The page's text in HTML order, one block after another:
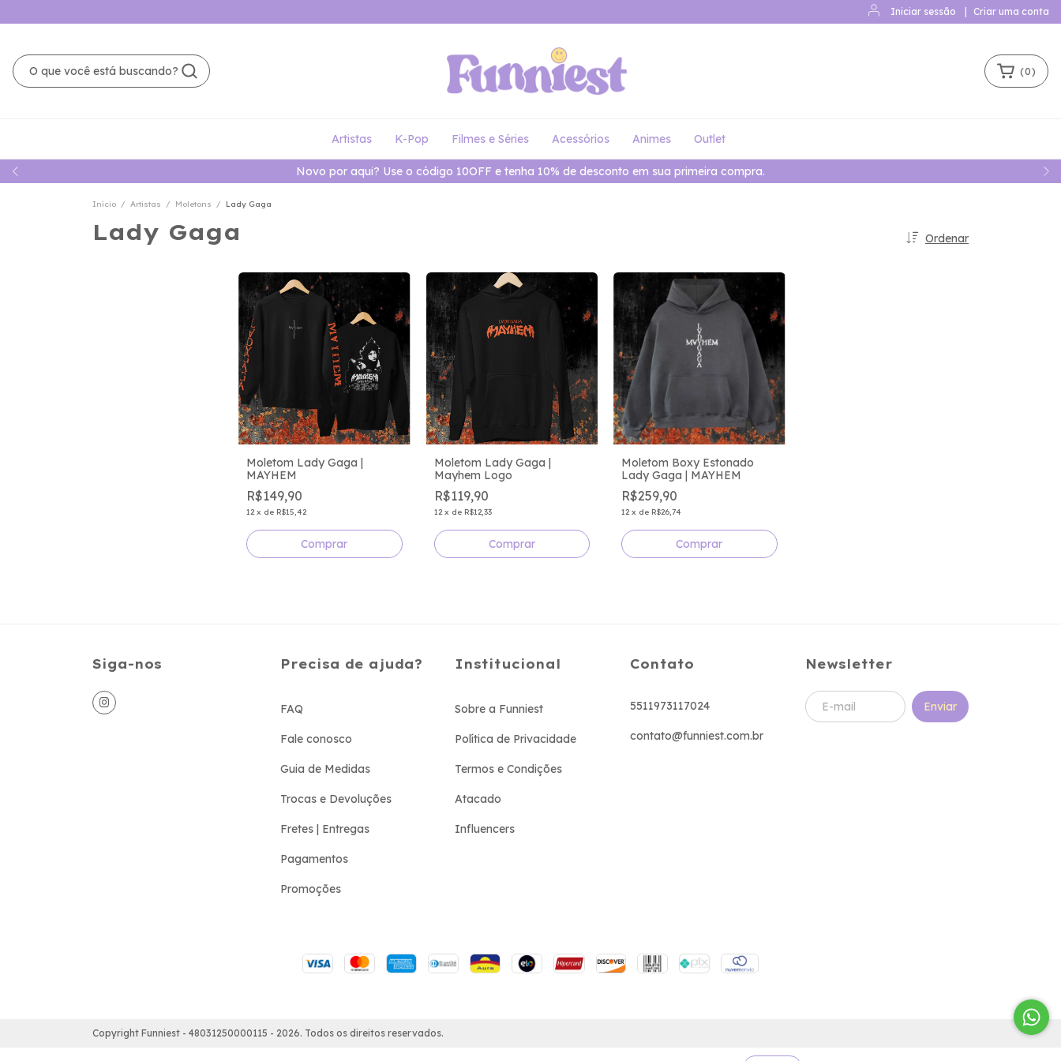
Iniciar sessão Criar uma conta
Novo por aqui? Use o código 10OFF e tenha 10% de desconto em sua primeira compra.
(0)
Artistas K-Pop Filmes e Séries Acessórios Animes Outlet
Início / Artistas / Moletons / Lady Gaga
Lady Gaga Ordenar
Moletom Lady Gaga |
MAYHEM
R$149,90
12 x de R$15,42
Comprar
Moletom Lady Gaga |
Mayhem Logo
R$119,90
12 x de R$12,33
Comprar
Moletom Boxy Estonado
Lady Gaga | MAYHEM
R$259,90
12 x de R$26,74
Comprar
Siga-nos Precisa de ajuda?
FAQ
Fale conosco
Guia de Medidas
Trocas e Devoluções
Fretes | Entregas
Pagamentos
Promoções
Institucional
Sobre a Funniest
Política de Privacidade
Termos e Condições
Atacado
Influencers
Contato
5511973117024
contato@funniest.com.br
Newsletter
Copyright Funniest - 48031250000115 - 2026. Todos os direitos reservados.